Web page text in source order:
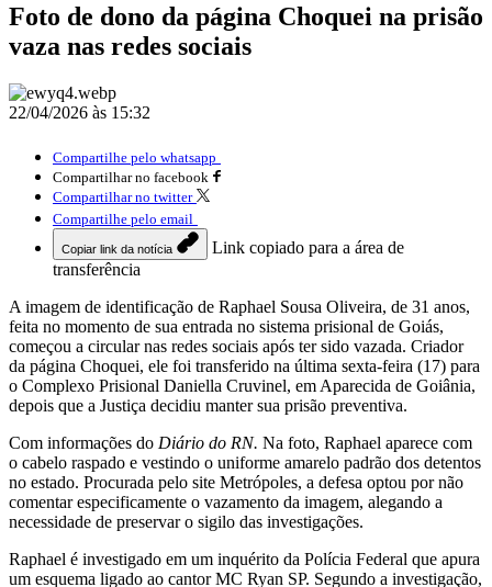
Foto de dono da página Choquei na prisão
vaza nas redes sociais
22/04/2026 às 15:32
Compartilhe pelo whatsapp
Compartilhar no facebook
Compartilhar no twitter
Compartilhe pelo email
Copiar link da notícia
Link copiado para a área de
transferência
A imagem de identificação de Raphael Sousa Oliveira, de 31 anos,
feita no momento de sua entrada no sistema prisional de Goiás,
começou a circular nas redes sociais após ter sido vazada. Criador
da página Choquei, ele foi transferido na última sexta-feira (17) para
o Complexo Prisional Daniella Cruvinel, em Aparecida de Goiânia,
depois que a Justiça decidiu manter sua prisão preventiva.
Com informações do Diário do RN. Na foto, Raphael aparece com
o cabelo raspado e vestindo o uniforme amarelo padrão dos detentos
no estado. Procurada pelo site Metrópoles, a defesa optou por não
comentar especificamente o vazamento da imagem, alegando a
necessidade de preservar o sigilo das investigações.
Raphael é investigado em um inquérito da Polícia Federal que apura
um esquema ligado ao cantor MC Ryan SP. Segundo a investigação,